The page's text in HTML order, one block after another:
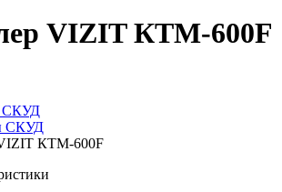
VIZIT КТМ-600F
СКУД
СКУД
КТМ-600F